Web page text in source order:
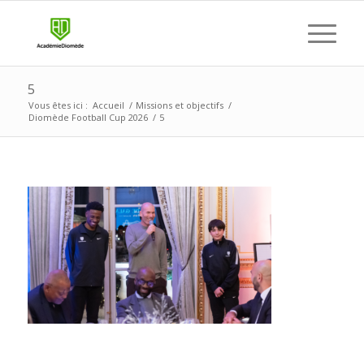
5
Vous êtes ici : Accueil / Missions et objectifs /
Diomède Football Cup 2026 / 5